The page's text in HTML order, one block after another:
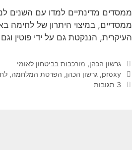
ממסדים מדינתיים למדו עם השנים
העיקרית, הננקטת גם על ידי פוטין
קטגוריות
גרשון הכהן, מורכבות בביטחון לאומי
תגיות
proxy
, גרשון הכהן, הפרטת המלחמה,
3 תגובות